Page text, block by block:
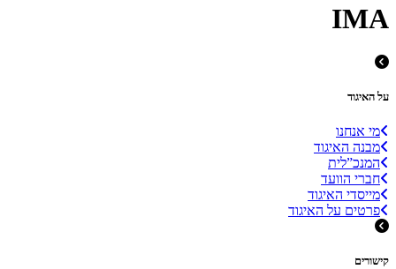
IMA
על האיגוד
מי אנחנו
מבנה האיגוד
המנכ”לית
חברי הוועד
מייסדי האיגוד
פרטים על האיגוד
קישורים